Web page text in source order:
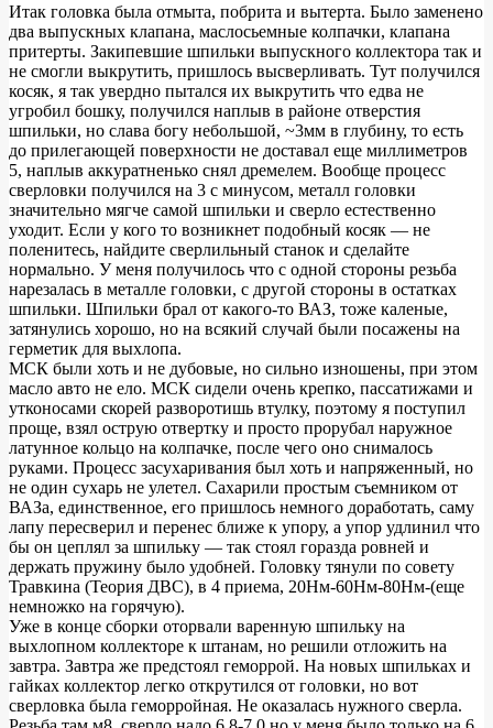
Установка
ГБЦ
Итак головка была отмыта, побрита и вытерта. Было заменено
два выпускных клапана, маслосьемные колпачки, клапана
притерты. Закипевшие шпильки выпускного коллектора так и
не смогли выкрутить, пришлось высверливать. Тут получился
косяк, я так увердно пытался их выкрутить что едва не
угробил бошку, получился наплыв в районе отверстия
шпильки, но слава богу небольшой, ~3мм в глубину, то есть
до прилегающей поверхности не доставал еще миллиметров
5, наплыв аккуратненько снял дремелем. Вообще процесс
сверловки получился на 3 с минусом, металл головки
значительно мягче самой шпильки и сверло естественно
уходит. Если у кого то возникнет подобный косяк — не
поленитесь, найдите сверлильный станок и сделайте
нормально. У меня получилось что с одной стороны резьба
нарезалась в металле головки, с другой стороны в остатках
шпильки. Шпильки брал от какого-то ВАЗ, тоже каленые,
затянулись хорошо, но на всякий случай были посажены на
герметик для выхлопа.
МСК были хоть и не дубовые, но сильно изношены, при этом
масло авто не ело. МСК сидели очень крепко, пассатижами и
утконосами скорей разворотишь втулку, поэтому я поступил
проще, взял острую отвертку и просто прорубал наружное
латунное кольцо на колпачке, после чего оно снималось
руками. Процесс засухаривания был хоть и напряженный, но
не один сухарь не улетел. Сахарили простым съемником от
ВАЗа, единственное, его пришлось немного доработать, саму
лапу пересверил и перенес ближе к упору, а упор удлинил что
бы он цеплял за шпильку — так стоял горазда ровней и
держать пружину было удобней. Головку тянули по совету
Травкина (Теория ДВС), в 4 приема, 20Нм-60Нм-80Нм-(еще
немножко на горячую).
Уже в конце сборки оторвали варенную шпильку на
выхлопном коллекторе к штанам, но решили отложить на
завтра. Завтра же предстоял геморрой. На новых шпильках и
гайках коллектор легко открутился от головки, но вот
сверловка была геморройная. Не оказалась нужного сверла.